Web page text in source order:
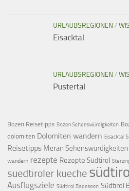
URLAUBSREGIONEN/
Eisacktal
URLAUBSREGIONEN/
Pustertal
Bozen Reisetipps Bozen Sehenswürdigkeiten
dolomiten Dolomiten wandern Eisacktal
Reisetipps Meran Sehenswürdigkeiten
wandern rezepte Rezepte Südtirol
suedtiroler kueche
Ausflugsziele Südtirol Badeseen Südtirol